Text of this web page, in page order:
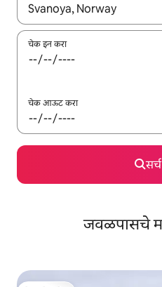
जेव्हा परिणाम उपलब्ध असतील,
चेक इन करा
चेक आऊट करा
जवळपासचे